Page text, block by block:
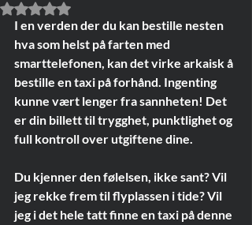
Gitt NaN av 5 stjerner.
I en verden der du kan bestille nesten
hva som helst på farten med
smarttelefonen, kan det virke arkaisk å
bestille en taxi på forhånd. Ingenting
kunne vært lenger fra sannheten! Det
er din billett til trygghet, punktlighet og
full kontroll over utgiftene dine.
Du kjenner den følelsen, ikke sant? Vil
jeg rekke frem til flyplassen i tide? Vil
jeg i det hele tatt finne en taxi på denne